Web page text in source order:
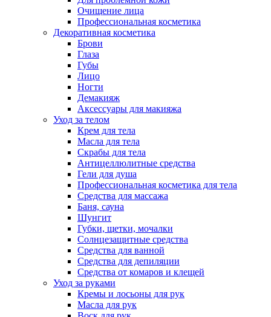
Очищение лица
Профессиональная косметика
Декоративная косметика
Брови
Глаза
Губы
Лицо
Ногти
Демакияж
Аксессуары для макияжа
Уход за телом
Крем для тела
Масла для тела
Скрабы для тела
Антицеллюлитные средства
Гели для душа
Профессиональная косметика для тела
Средства для массажа
Баня, сауна
Шунгит
Губки, щетки, мочалки
Солнцезащитные средства
Средства для ванной
Средства для депиляции
Средства от комаров и клещей
Уход за руками
Кремы и лосьоны для рук
Масла для рук